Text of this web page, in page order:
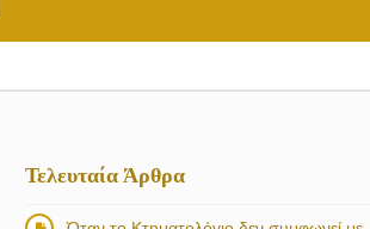
Τελευταία Άρθρα